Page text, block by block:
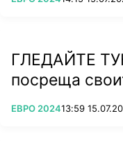
ГЛЕДАЙТЕ
посреща
ПОВЕЧЕ ОТ
ЕВРО 202413:59